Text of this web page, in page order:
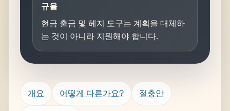
규율
현금 출금 및 헤지 도구는 계획을 대체하
는 것이 아니라 지원해야 합니다.
개요 어떻게 다른가요? 절충안